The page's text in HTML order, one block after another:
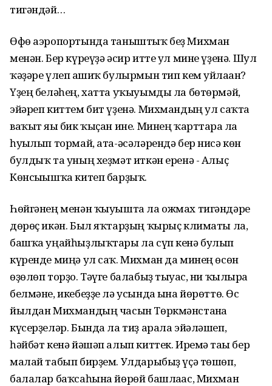
тигәндәй…
Өфө аэропортында таныштыҡ беҙ Михман
менән. Бер күреүҙә әсир итте ул мине үҙенә. Шул
ҡәҙәре үлеп ғашиҡ булырмын тип кем уйлаған?
Үҙең беләһең, хатта уҡыуымды ла бөтөрмәй,
эйәреп киттем бит үҙенә. Михмандың ул саҡта
ваҡыт яғы бик ҡыҫан ине. Минең ҡарттарға ла
һуғылып тормай, ата-әсәләрендә бер нисә көн
булдыҡ та уның хеҙмәт иткән еренә - Алыҫ
Көнсығышҡа китеп барҙыҡ.
Һөйгәнең менән ҡыуышта ла ожмах тигәндәре
дөрөҫ икән. Был яҡтарҙың ҡырыҫ климаты ла,
башҡа уңайһыҙлыҡтары ла сүп кенә булып
күренде миңә ул саҡ. Михман да минең өсөн
өҙөлөп торҙо. Тәүге балабыҙ тыуғас, ни ҡылырға
белмәне, икебеҙҙе лә усында ғына йөрөттө. Өс
йылдан Михмандың часын Төркмәнстанға
күсерҙеләр. Бында ла тиҙ арала эйәләшеп,
һәйбәт кенә йәшәп алып киттек. Иремә тағы бер
малай табып бирҙем. Улдарыбыҙ үҫә төшөп,
балалар баҡсаһына йөрөй башлағас, Михман